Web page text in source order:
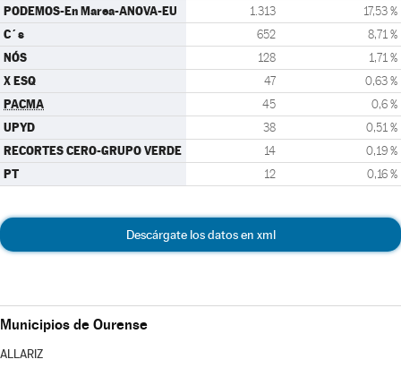
PODEMOS-En Marea-ANOVA-EU 1.313 17,53 %
C´s 652 8,71 %
NÓS 128 1,71 %
X ESQ 47 0,63 %
PACMA 45 0,6 %
UPYD 38 0,51 %
RECORTES CERO-GRUPO VERDE 14 0,19 %
PT 12 0,16 %
Descárgate los datos en xml
Municipios de Ourense
ALLARIZ